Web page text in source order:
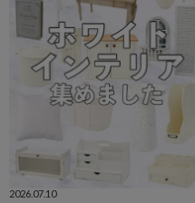
2026.07.10